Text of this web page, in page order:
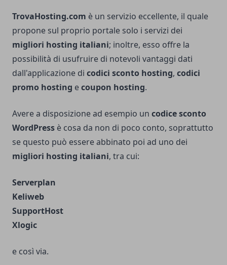
TrovaHosting.com è un servizio eccellente, il quale
propone sul proprio portale solo i servizi dei
migliori hosting italiani; inoltre, esso offre la
possibilità di usufruire di notevoli vantaggi dati
dall'applicazione di codici sconto hosting, codici
promo hosting ecoupon hosting.
Avere a disposizione ad esempio un codice sconto
WordPress è cosa da non di poco conto, soprattutto
se questo può essere abbinato poi ad uno dei
migliori hosting italiani, tra cui:
Serverplan
Keliweb
SupportHost
Xlogic
e così via.